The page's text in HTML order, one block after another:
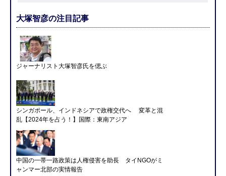
大塚智彦の注目記事
ジャーナリスト大塚智彦氏を偲ぶ
シンガポール、インドネシアで政権交代へ 変革と混
乱【2024年を占う！】国際：東南アジア
中国の一帯一路政策は人権侵害を助長 タイNGOがミ
ャンマー北部の実情報告